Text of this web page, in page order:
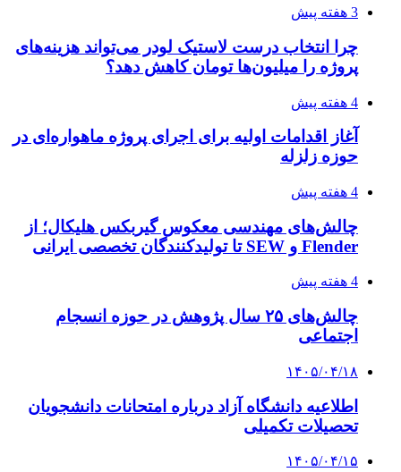
3 هفته پیش
چرا انتخاب درست لاستیک لودر می‌تواند هزینه‌های
پروژه را میلیون‌ها تومان کاهش دهد؟
4 هفته پیش
آغاز اقدامات اولیه برای اجرای پروژه ماهواره‌ای در
حوزه زلزله
4 هفته پیش
چالش‌های مهندسی معکوس گیربکس هلیکال؛ از
Flender و SEW تا تولیدکنندگان تخصصی ایرانی
4 هفته پیش
چالش‌های ۲۵ سال پژوهش در حوزه انسجام
اجتماعی
۱۴۰۵/۰۴/۱۸
اطلاعیه دانشگاه آزاد درباره امتحانات دانشجویان
تحصیلات تکمیلی
۱۴۰۵/۰۴/۱۵